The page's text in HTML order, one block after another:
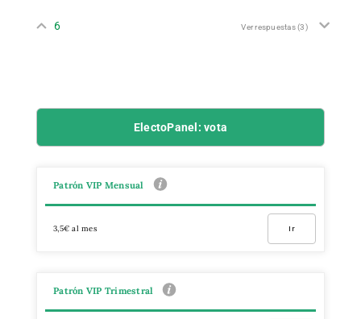
6 Ver respuestas(3)
ElectoPanel: vota
Patrón VIP Mensual
3,5€ al mes Ir
Patrón VIP Trimestral